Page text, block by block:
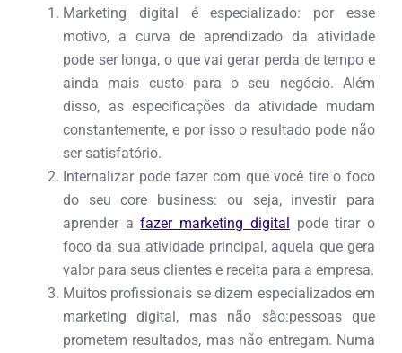
Marketing digital é especializado: por esse
motivo, a curva de aprendizado da atividade
pode ser longa, o que vai gerar perda de tempo e
ainda mais custo para o seu negócio. Além
disso, as especificações da atividade mudam
constantemente, e por isso o resultado pode não
ser satisfatório.
Internalizar pode fazer com que você tire o foco
do seu core business: ou seja, investir para
aprender afazer marketing digital pode tirar o
foco da sua atividade principal, aquela que gera
valor para seus clientes e receita para a empresa.
Muitos profissionais se dizem especializados em
marketing digital, mas não são:pessoas que
prometem resultados, mas não entregam. Numa